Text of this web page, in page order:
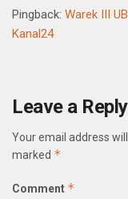
Pingback: Warek III
Kanal24
Leave a Reply
Your email address
marked *
Comment *